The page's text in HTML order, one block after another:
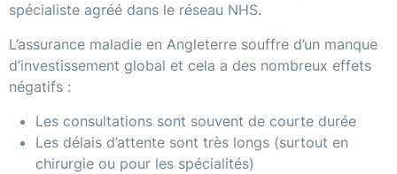
spécialiste agréé dans le réseau NHS.
L’assurance maladie en Angleterre souffre d’un manque
d’investissement global et cela a des nombreux effets
négatifs :
Les consultations sont souvent de courte durée
Les délais d’attente sont très longs (surtout en
chirurgie ou pour les spécialités)